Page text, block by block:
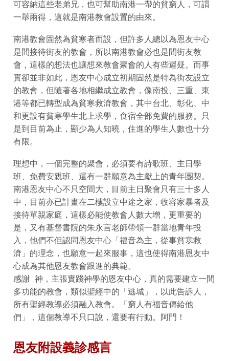
可容納這些老弟兄，也可幫助南港一帶的貧窮人，可謂
一舉兩得，這就是南港教會設置的由來。
南港教會固然為貧寒者而設，但許多人總以為恩友中心
是間接待街友的教會，所以南港教會必也是間街友教
會，這樣的想法也讓想來教會聚會的人有些遲疑。而事
實卻並非如此，恩友中心成立初期固然是特為街友設立
的教會，但隨著各地相繼成立教會，像南投、三重、東
港等都已轉型成為貧寒救濟教會，其中台北、彰化、中
和更設有貧寒學生北上求學，食宿全部免費的服務。只
是到目前為止，顯少為人知曉，住進的學生人數也十分
有限。
理想中，一個完整的聚會，必須要有詩歌班、主日學
班、免費安親班、還有一群願意為主獻上的青年團契。
南港恩友中心不只空間大，目前主日聚會只有三十多人
中，目前亦已計畫在二樓設立中途之家，收容家暴者及
接待單親家庭，這樣必能使教會人數大增，更重要的
是，又有基督書院的朱永言老師帶領一群當地青年投
入，他們不但認同恩友中心「福音為主，從事貧寒救
濟」的理念，也願意一起來服事，這也使得南港恩友中
心成為其他恩友教會跟進的典範。
感謝 神，主張實踐神學的恩友中心，真的需要建立一間
多功能的教會，類似聖經中的「逃城」，以此告訴人，
所有聖經教導必須融入教會。「窮人有福音傳給他
們」，這個教導不只口說，還要有行動。阿門！
恩友附設義診感言